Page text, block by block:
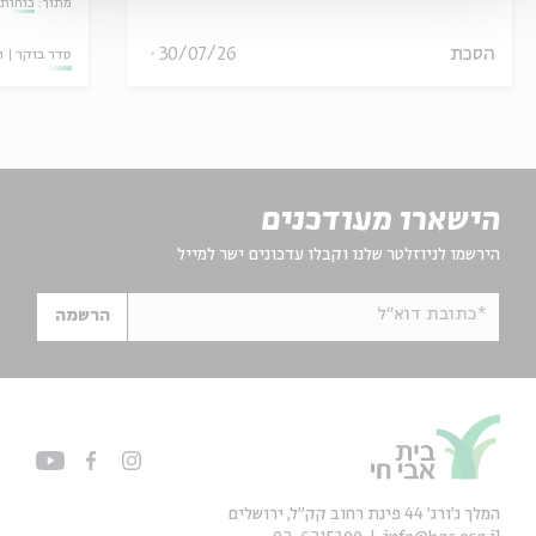
הסכת 30/07/26
מתוך:
סדר בוקר
הישארו מעודכנים
הירשמו לניוזלטר שלנו וקבלו עדכונים ישר למייל
*כתובת דוא"ל הרשמה
המלך ג'ורג' 44 פינת רחוב קק״ל, ירושלים